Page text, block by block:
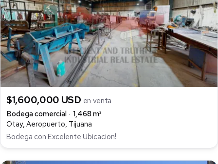
$1,600,000 USD en venta
Bodega comercial
1,468 m²
Otay, Aeropuerto, Tijuana
Bodega con Excelente Ubicacion!